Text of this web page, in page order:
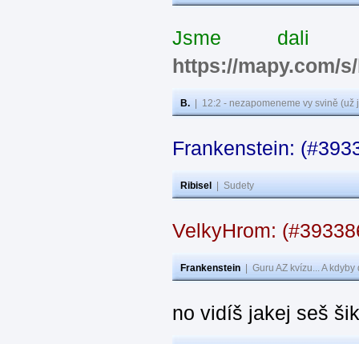
Jsme dali
https://mapy.com/
B. 12:2 - nezapomeneme vy svině
Frankenstein:
Ribisel Sudety
VelkyHrom:
Frankenstein Guru AZ kvízu... A
no vidíš jakej seš